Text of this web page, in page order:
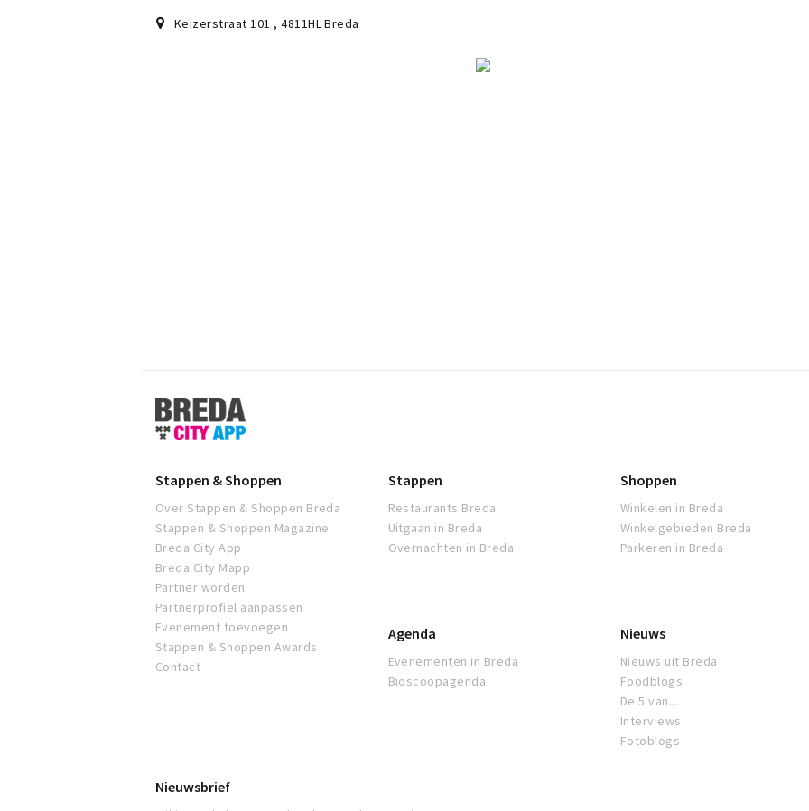
Keizerstraat 101 ,4811HLBreda
Stappen
&
Shoppen
Stappen & Shoppen
Over Stappen & Shoppen Breda
Stappen & Shoppen Magazine
Breda City App
Breda City Mapp
Partner worden
Partnerprofiel aanpassen
Evenement toevoegen
Stappen & Shoppen Awards
Contact
Stappen
Restaurants Breda
Uitgaan in Breda
Overnachten in Breda
Shoppen
Winkelen in Breda
Winkelgebieden Breda
Parkeren in Breda
Agenda
Evenementen in Breda
Bioscoopagenda
Nieuws
Nieuws uit Breda
Foodblogs
De 5 van...
Interviews
Fotoblogs
Nieuwsbrief